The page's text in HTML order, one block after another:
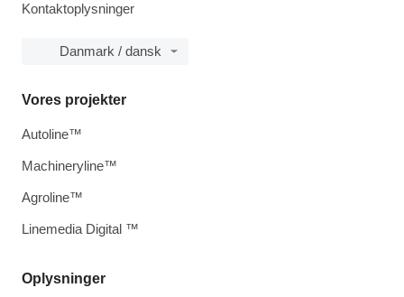
Kontaktoplysninger
Danmark / dansk
Oplysninger
Vores projekter
Autoline™
Machineryline™
Agroline™
Linemedia Digital ™